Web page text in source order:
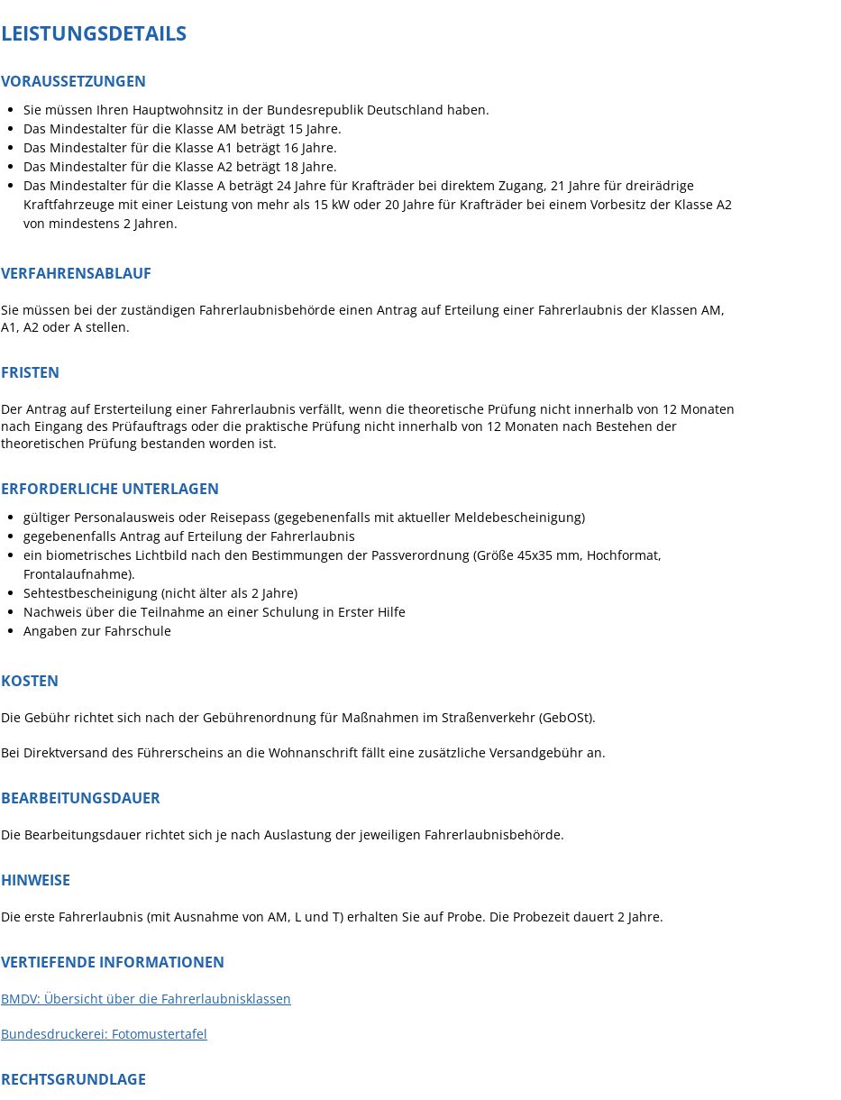
LEISTUNGSDETAILS
VORAUSSETZUNGEN
Sie müssen Ihren Hauptwohnsitz in der Bundesrepublik Deutschland haben.
Das Mindestalter für die Klasse AM beträgt 15 Jahre.
Das Mindestalter für die Klasse A1 beträgt 16 Jahre.
Das Mindestalter für die Klasse A2 beträgt 18 Jahre.
Das Mindestalter für die Klasse A beträgt 24 Jahre für Krafträder bei direktem Zugang, 21 Jahre für dreirädrige
Kraftfahrzeuge mit einer Leistung von mehr als 15 kW oder 20 Jahre für Krafträder bei einem Vorbesitz der Klasse A2
von mindestens 2 Jahren.
VERFAHRENSABLAUF
Sie müssen bei der zuständigen Fahrerlaubnisbehörde einen Antrag auf Erteilung einer Fahrerlaubnis der Klassen AM,
A1, A2 oder A stellen.
FRISTEN
Der Antrag auf Ersterteilung einer Fahrerlaubnis verfällt, wenn die theoretische Prüfung nicht innerhalb von 12 Monaten
nach Eingang des Prüfauftrags oder die praktische Prüfung nicht innerhalb von 12 Monaten nach Bestehen der
theoretischen Prüfung bestanden worden ist.
ERFORDERLICHE UNTERLAGEN
gültiger Personalausweis oder Reisepass (gegebenenfalls mit aktueller Meldebescheinigung)
gegebenenfalls Antrag auf Erteilung der Fahrerlaubnis
ein biometrisches Lichtbild nach den Bestimmungen der Passverordnung (Größe 45x35 mm, Hochformat,
Frontalaufnahme).
Sehtestbescheinigung (nicht älter als 2 Jahre)
Nachweis über die Teilnahme an einer Schulung in Erster Hilfe
Angaben zur Fahrschule
KOSTEN
Die Gebühr richtet sich nach der Gebührenordnung für Maßnahmen im Straßenverkehr (GebOSt).
Bei Direktversand des Führerscheins an die Wohnanschrift fällt eine zusätzliche Versandgebühr an.
BEARBEITUNGSDAUER
Die Bearbeitungsdauer richtet sich je nach Auslastung der jeweiligen Fahrerlaubnisbehörde.
HINWEISE
Die erste Fahrerlaubnis (mit Ausnahme von AM, L und T) erhalten Sie auf Probe. Die Probezeit dauert 2 Jahre.
VERTIEFENDE INFORMATIONEN
BMDV: Übersicht über die Fahrerlaubnisklassen
Bundesdruckerei: Fotomustertafel
RECHTSGRUNDLAGE